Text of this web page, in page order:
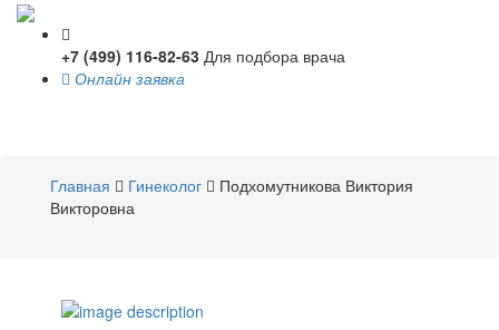
+7 (499) 116-82-63 Для подбора врача
Онлайн заявка
Главная
Гинеколог
Подхомутникова Виктория
Викторовна